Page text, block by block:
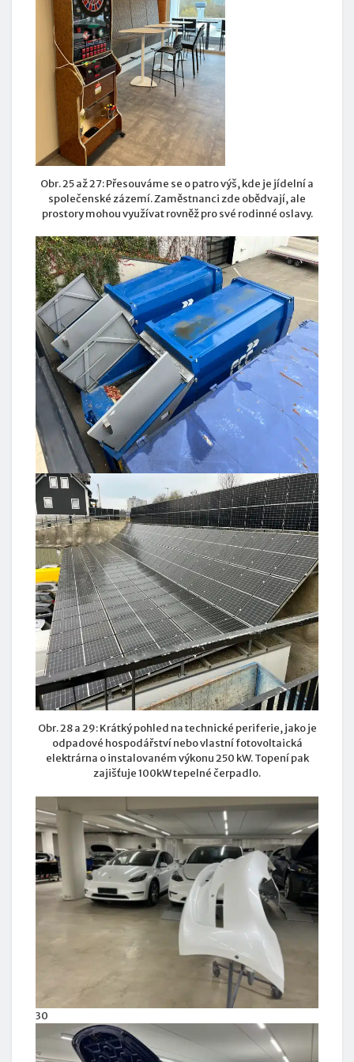
Obr. 25 až 27: Přesouváme se o patro výš, kde je jídelní a
společenské zázemí. Zaměstnanci zde obědvají, ale
prostory mohou využívat rovněž pro své rodinné oslavy.
Obr. 28 a 29: Krátký pohled na technické periferie, jako je
odpadové hospodářství nebo vlastní fotovoltaická
elektrárna o instalovaném výkonu 250 kW. Topení pak
zajišťuje 100kW tepelné čerpadlo.
30